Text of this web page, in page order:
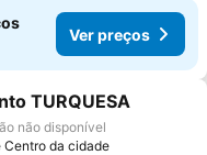
Ver preços
aos favoritos
TURQUESA
não disponível
Centro da cidade